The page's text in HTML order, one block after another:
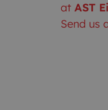
at AST
Send us